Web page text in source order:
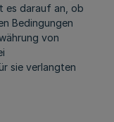
es darauf an, ob
Bedingungen
von
sie verlangten